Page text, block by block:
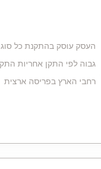
רחבי הארץ בפריסה ארצית